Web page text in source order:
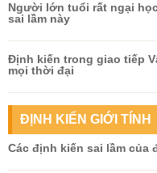
Người lớn tuổi rất ngại
sai lầm này
Định kiến trong giao tiếp
mọi thời đại
ĐỊNH KIẾN GIỚI TÍNH
Các định kiến sai lầm của